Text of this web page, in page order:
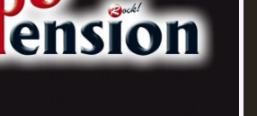
721 468 286
|WebSlice |Tisk|Aktualizováno: 3. 8. 2026